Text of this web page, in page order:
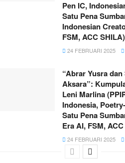
Pen IC,
Satu Pena
Indonesian
FSM, ACC SHILA)
24 FEBRUARI 2025
“Abrar Yusra
Aksara”:
Leni Marlina
Indonesia,
Satu Pena
Era AI, FSM,
24 FEBRUARI 2025